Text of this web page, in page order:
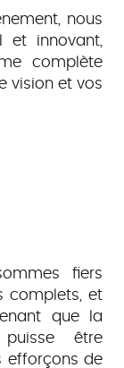
nous
et innovant,
complète
vision et vos
fiers
complets, et
que la
puisse être
efforçons de